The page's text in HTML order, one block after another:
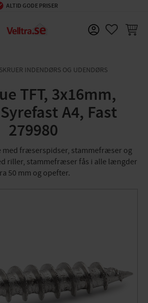
ALTID GODE PRISER
INDENDØRS OG UDENDØRS
TFT, 3x16mm,
A4, Fast
279980
fræserspidser, stammefræser og
riller, stammefræser fås i alle længder
50 mm og opefter.